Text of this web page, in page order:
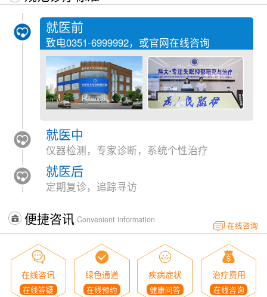
就医前
致电0351-6999992，或官网在线咨询
就医中
仪器检测，专家诊断，系统个性治疗
就医后
定期复诊，追踪寻访
便捷咨讯 Convenient information
在线咨询
在线咨讯
在线答疑
绿色通道
在线预约
疾病症状
健康问答
治疗费用
在线咨询